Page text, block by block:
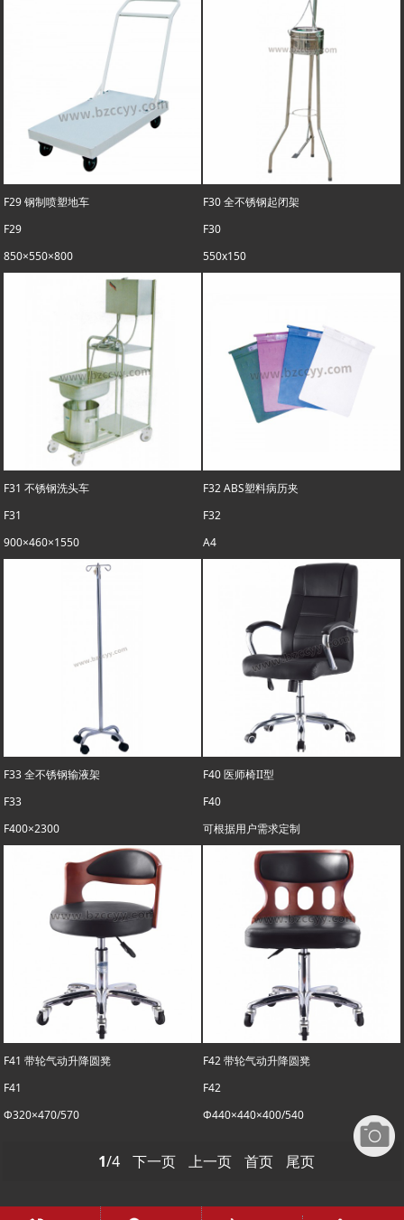
F29 钢制喷塑地车
F29
850×550×800
F30 全不锈钢起闭架
F30
550x150
F31 不锈钢洗头车
F31
900×460×1550
F32 ABS塑料病历夹
F32
A4
F33 全不锈钢输液架
F33
F400×2300
F40 医师椅II型
F40
可根据用户需求定制
F41 带轮气动升降圆凳
F41
Φ320×470/570
F42 带轮气动升降圆凳
F42
Φ440×440×400/540
1/4 下一页 上一页 首页 尾页